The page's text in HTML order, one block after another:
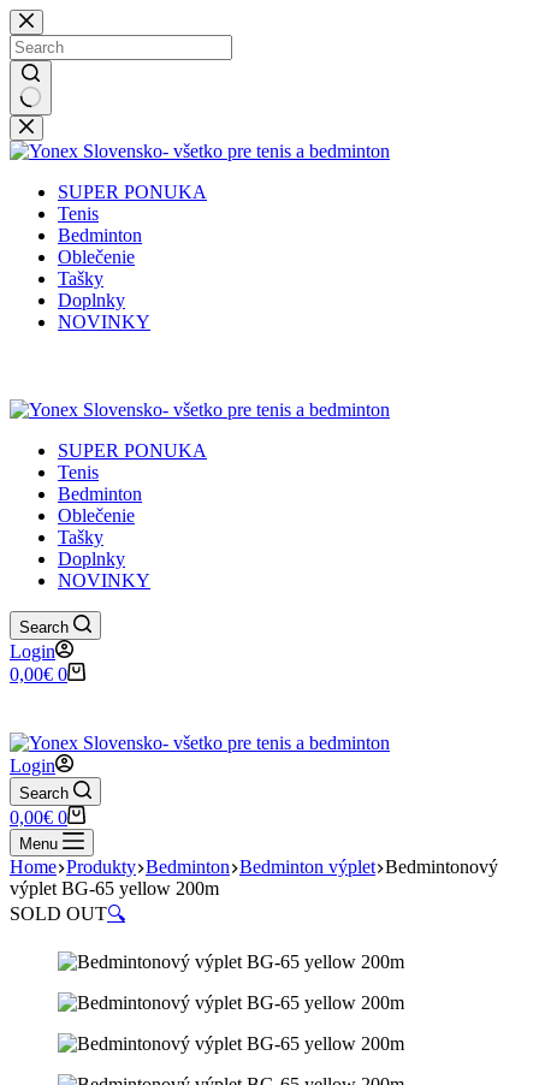
Skip
to
content
No
results
SUPER PONUKA
Tenis
Bedminton
Oblečenie
Tašky
Doplnky
NOVINKY
SUPER PONUKA
Tenis
Bedminton
Oblečenie
Tašky
Doplnky
NOVINKY
Search
Login
Shopping
0,00€ 0
Login
Search
Shopping
cart
0,00€ 0
Menu
Home Produkty Bedminton Bedminton výplet Bedmintonový
výplet BG-65 yellow 200m
SOLD OUT🔍